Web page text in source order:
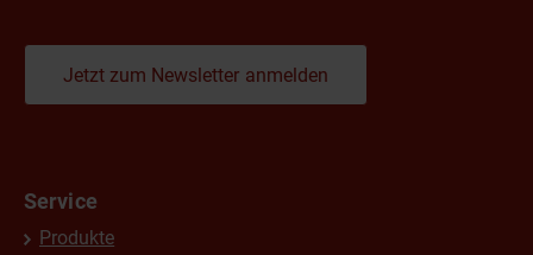
Jetzt zum Newsletter anmelden
Service
Produkte